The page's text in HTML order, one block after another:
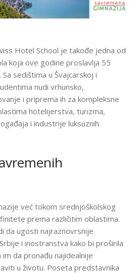
Hotel School je takođe jedna od
koja ove godine proslavlja 55
sedištima u Švajcarskoj i
nudi vrhunsko,
i priprema ih za kompleksne
hotelijerstva, turizma,
i industrije luksuznih
već tokom srednjoškolskog
prema različitim oblastima.
da ugosti najraznovrsnije
i inostranstva kako bi proširila
da pronađu najidealnije
u životu. Poseta predstavnika